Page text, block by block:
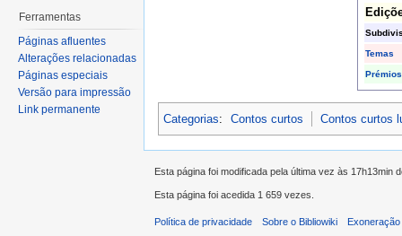
Temas
Prémios
Categorias: Contos curtos Contos curtos
Ferramentas
Páginas afluentes
Alterações relacionadas
Páginas especiais
Versão para impressão
Link permanente
Esta página foi modificada pela última vez às 17h13min
Esta página foi acedida 1 659 vezes.
Política de privacidade Sobre o Bibliowiki